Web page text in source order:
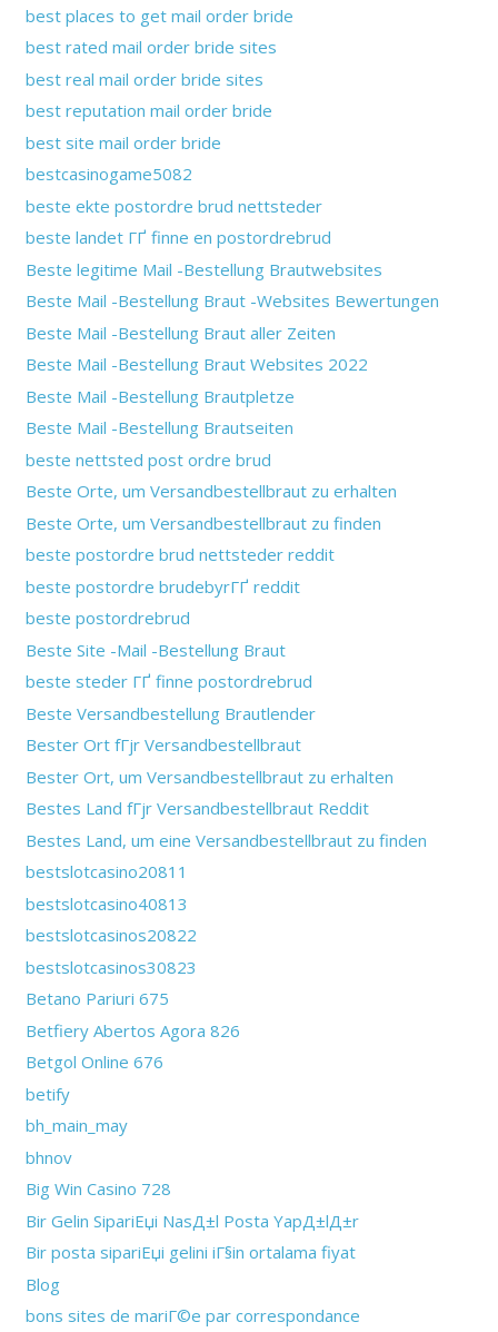
best places to get mail order bride
best rated mail order bride sites
best real mail order bride sites
best reputation mail order bride
best site mail order bride
bestcasinogame5082
beste ekte postordre brud nettsteder
beste landet ГҐ finne en postordrebrud
Beste legitime Mail -Bestellung Brautwebsites
Beste Mail -Bestellung Braut -Websites Bewertungen
Beste Mail -Bestellung Braut aller Zeiten
Beste Mail -Bestellung Braut Websites 2022
Beste Mail -Bestellung Brautpletze
Beste Mail -Bestellung Brautseiten
beste nettsted post ordre brud
Beste Orte, um Versandbestellbraut zu erhalten
Beste Orte, um Versandbestellbraut zu finden
beste postordre brud nettsteder reddit
beste postordre brudebyrГҐ reddit
beste postordrebrud
Beste Site -Mail -Bestellung Braut
beste steder ГҐ finne postordrebrud
Beste Versandbestellung Brautlender
Bester Ort fГјr Versandbestellbraut
Bester Ort, um Versandbestellbraut zu erhalten
Bestes Land fГјr Versandbestellbraut Reddit
Bestes Land, um eine Versandbestellbraut zu finden
bestslotcasino20811
bestslotcasino40813
bestslotcasinos20822
bestslotcasinos30823
Betano Pariuri 675
Betfiery Abertos Agora 826
Betgol Online 676
betify
bh_main_may
bhnov
Big Win Casino 728
Bir Gelin SipariЕџi NasД±l Posta YapД±lД±r
Bir posta sipariЕџi gelini iГ§in ortalama fiyat
Blog
bons sites de mariГ©e par correspondance